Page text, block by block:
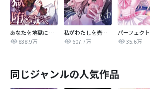
あなたを地獄に堕とすまで
838.9万
私がわたしを売る理由
607.7万
35.6万
同じジャンルの人気作品